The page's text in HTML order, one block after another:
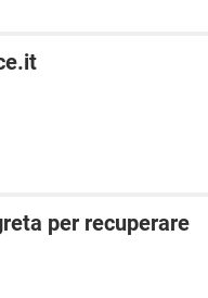
per recuperare